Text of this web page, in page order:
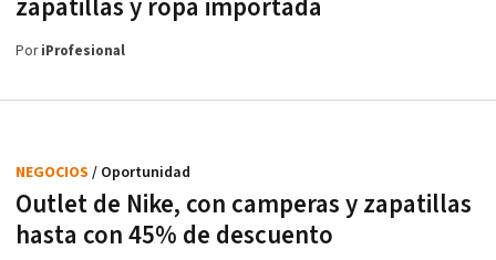
zapatillas y ropa importada
PoriProfesional
Outlet de Nike, con camperas y zapatillas
hasta con 45% de descuento
NEGOCIOS / Oportunidad